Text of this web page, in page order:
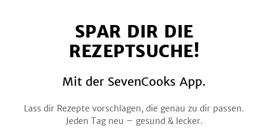
FacebookTwitterPinterestInstagramYouTube
SPAR DIR DIE
REZEPTSUCHE!
Mit der SevenCooks App.
Lass dir Rezepte vorschlagen, die genau zu dir passen.
Jeden Tag neu – gesund & lecker.